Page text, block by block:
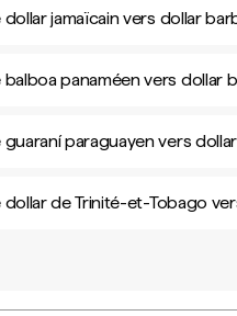
dollar jamaïcain vers dollar
balboa panaméen vers dollar
guaraní paraguayen vers
dollar de Trinité-et-Tobago